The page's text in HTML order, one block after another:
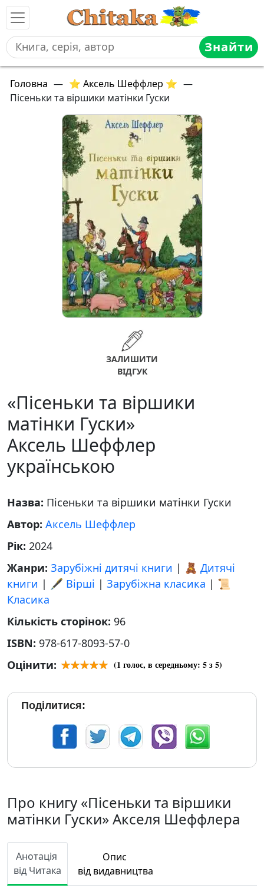
Знайти
Головна — ⭐ Аксель Шеффлер ⭐ —
Пісеньки та віршики матінки Гуски
ЗАЛИШИТИ
ВІДГУК
«Пісеньки та віршики
матінки Гуски»
Аксель Шеффлер
українською
Назва: Пісеньки та віршики матінки Гуски
Автор: Аксель Шеффлер
Рік: 2024
Жанри: Зарубіжні дитячі книги | 🧸 Дитячі
книги | 🖋️ Вірші | Зарубіжна класика | 📜
Класика
Кількість сторінок: 96
ISBN: 978-617-8093-57-0
Оцінити:
(1 голос, в середньому: 5з 5)
Поділитися:
Про книгу «Пісеньки та віршики
матінки Гуски» Акселя Шеффлера
Анотація
від Читака
Опис
від видавництва